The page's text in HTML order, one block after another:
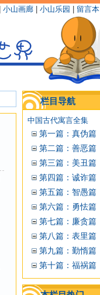
小山画廊 小山乐园 留言本
栏目导航
中国古代寓言全集
第一篇：真伪篇
第二篇：善恶篇
第三篇：美丑篇
第四篇：诚诈篇
第五篇：智愚篇
第六篇：勇怯篇
第七篇：廉贪篇
第八篇：表里篇
第九篇：勤惰篇
第十篇：福祸篇